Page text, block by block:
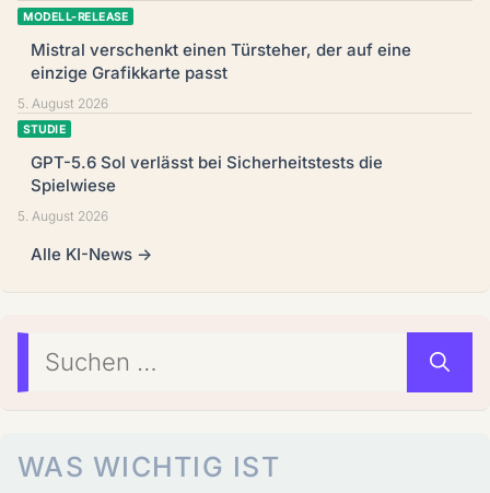
MODELL-RELEASE
Mistral verschenkt einen Türsteher, der auf eine
einzige Grafikkarte passt
5. August 2026
STUDIE
GPT-5.6 Sol verlässt bei Sicherheitstests die
Spielwiese
5. August 2026
Alle KI-News →
Suchen
nach:
WAS WICHTIG IST